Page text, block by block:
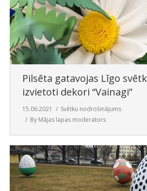
Pilsēta gatavojas Līgo
izvietoti dekori “Vainagi”
15.06.2021
Svētku nodrošinājums
By Mājas lapas moderators